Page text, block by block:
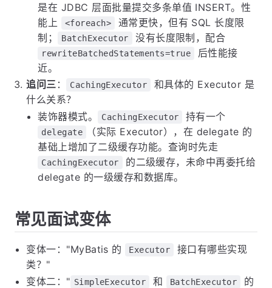
是在 JDBC 层面批量提交多条单值 INSERT。性
能上
<foreach>
通常更快，但有 SQL 长度限
制；
BatchExecutor 没有长度限制，配合
rewriteBatchedStatements=true
后性能接
近。
追问三 ： CachingExecutor
和具体的 Executor 是
什么关系？
装饰器模式。
CachingExecutor 持有一个
delegate
（实际 Executor），在 delegate 的
基础上增加了二级缓存功能。查询时先走
CachingExecutor
的二级缓存，未命中再委托给
delegate 的一级缓存和数据库。
常见面试变体
变体一："MyBatis 的 Executor
接口有哪些实现
类？"
变体二：" SimpleExecutor 和 BatchExecutor
的